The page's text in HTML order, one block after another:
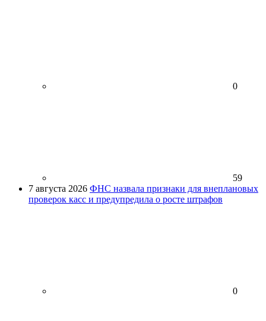
0
59
7 августа 2026 ФНС назвала признаки для внеплановых
проверок касс и предупредила о росте штрафов
0